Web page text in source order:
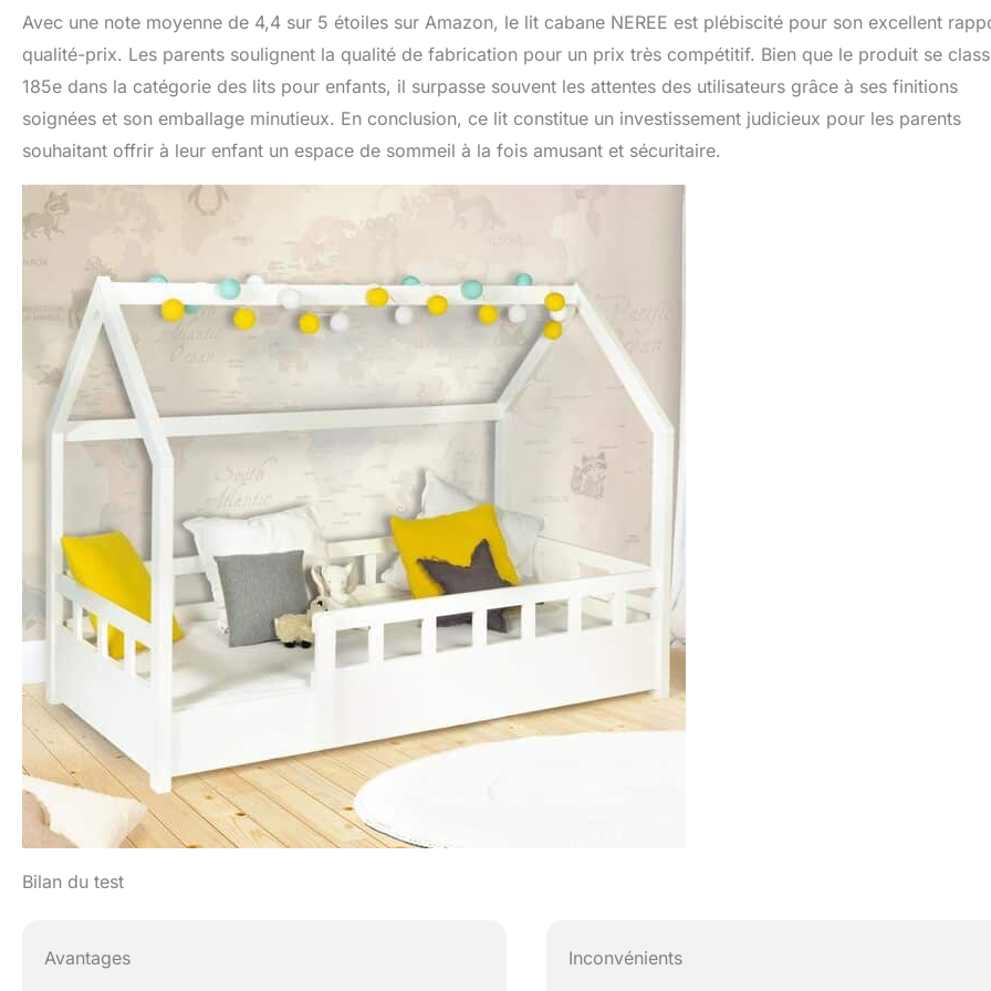
Avec une note moyenne de 4,4 sur 5 étoiles sur Amazon, le lit cabane NEREE est plébiscité pour son excellent
qualité-prix. Les parents soulignent la qualité de fabrication pour un prix très compétitif. Bien que le produit se
185e dans la catégorie des lits pour enfants, il surpasse souvent les attentes des utilisateurs grâce à ses finitions
soignées et son emballage minutieux. En conclusion, ce lit constitue un investissement judicieux pour les parents
souhaitant offrir à leur enfant un espace de sommeil à la fois amusant et sécuritaire.
Bilan du test
Avantages Inconvénients